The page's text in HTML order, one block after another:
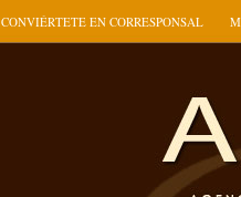
CONVIÉRTETE EN CORRESPONSAL